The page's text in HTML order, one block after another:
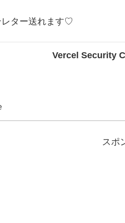
レター送れます♡
Vercel Security
スポ